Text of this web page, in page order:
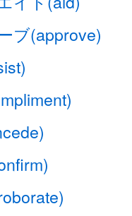
ブ(approve)